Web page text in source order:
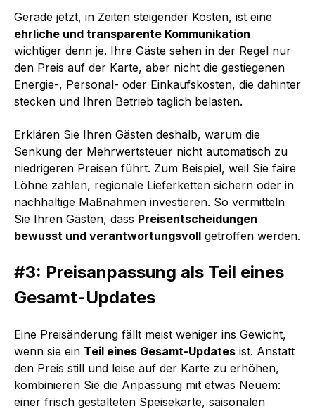
Gerade jetzt, in Zeiten steigender Kosten, ist eine
ehrliche und transparente Kommunikation
wichtiger denn je. Ihre Gäste sehen in der Regel nur
den Preis auf der Karte, aber nicht die gestiegenen
Energie-, Personal- oder Einkaufskosten, die dahinter
stecken und Ihren Betrieb täglich belasten.
Erklären Sie Ihren Gästen deshalb, warum die
Senkung der Mehrwertsteuer nicht automatisch zu
niedrigeren Preisen führt. Zum Beispiel, weil Sie faire
Löhne zahlen, regionale Lieferketten sichern oder in
nachhaltige Maßnahmen investieren. So vermitteln
Sie Ihren Gästen, dass Preisentscheidungen
bewusst und verantwortungsvoll getroffen werden.
#3: Preisanpassung als Teil eines
Gesamt-Updates
Eine Preisänderung fällt meist weniger ins Gewicht,
wenn sie ein Teil eines Gesamt-Updates ist. Anstatt
den Preis still und leise auf der Karte zu erhöhen,
kombinieren Sie die Anpassung mit etwas Neuem:
einer frisch gestalteten Speisekarte, saisonalen